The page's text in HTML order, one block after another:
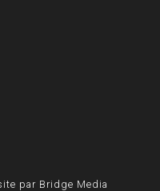
par Bridge Media